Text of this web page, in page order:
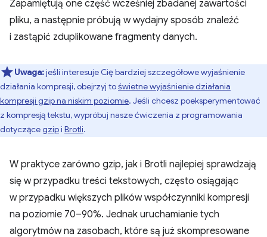
Zapamiętują one część wcześniej zbadanej zawartości
pliku, a następnie próbują w wydajny sposób znaleźć
i zastąpić zduplikowane fragmenty danych.
Uwaga:jeśli interesuje Cię bardziej szczegółowe wyjaśnienie
działania kompresji, obejrzyj toświetne wyjaśnienie działania
kompresji gzip na niskim poziomie. Jeśli chcesz poeksperymentować
z kompresją tekstu, wypróbuj nasze ćwiczenia z programowania
dotyczącegzipi Brotli.
W praktyce zarówno gzip, jak i Brotli najlepiej sprawdzają
się w przypadku treści tekstowych, często osiągając
w przypadku większych plików współczynniki kompresji
na poziomie 70–90%. Jednak uruchamianie tych
algorytmów na zasobach, które są już skompresowane